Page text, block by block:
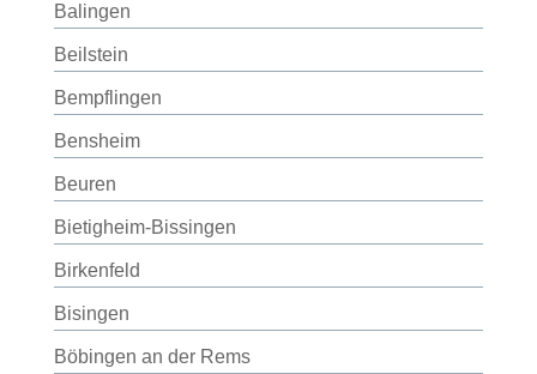
Balingen
Beilstein
Bempflingen
Bensheim
Beuren
Bietigheim-Bissingen
Birkenfeld
Bisingen
Böbingen an der Rems